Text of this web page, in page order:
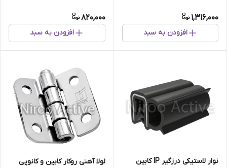
1,316,000
افزودن به سبد
820,000
افزودن به سبد
نوار لاستیکی درزگیر IP کابین لولا آهنی روکار کابین و کانوپی